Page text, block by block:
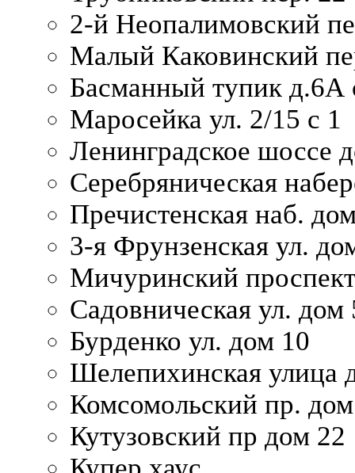
2-й Неопалимовский
Малый Каковинский
Басманный тупик д.6А
Маросейка ул. 2/15 с 1
Ленинградское шоссе
Серебряническая
Пречистенская наб.
3-я Фрунзенская ул.
Мичуринский
Садовническая ул. дом
Бурденко ул. дом 10
Шелепихинская улица
Комсомольский пр.
Кутузовский пр дом 22